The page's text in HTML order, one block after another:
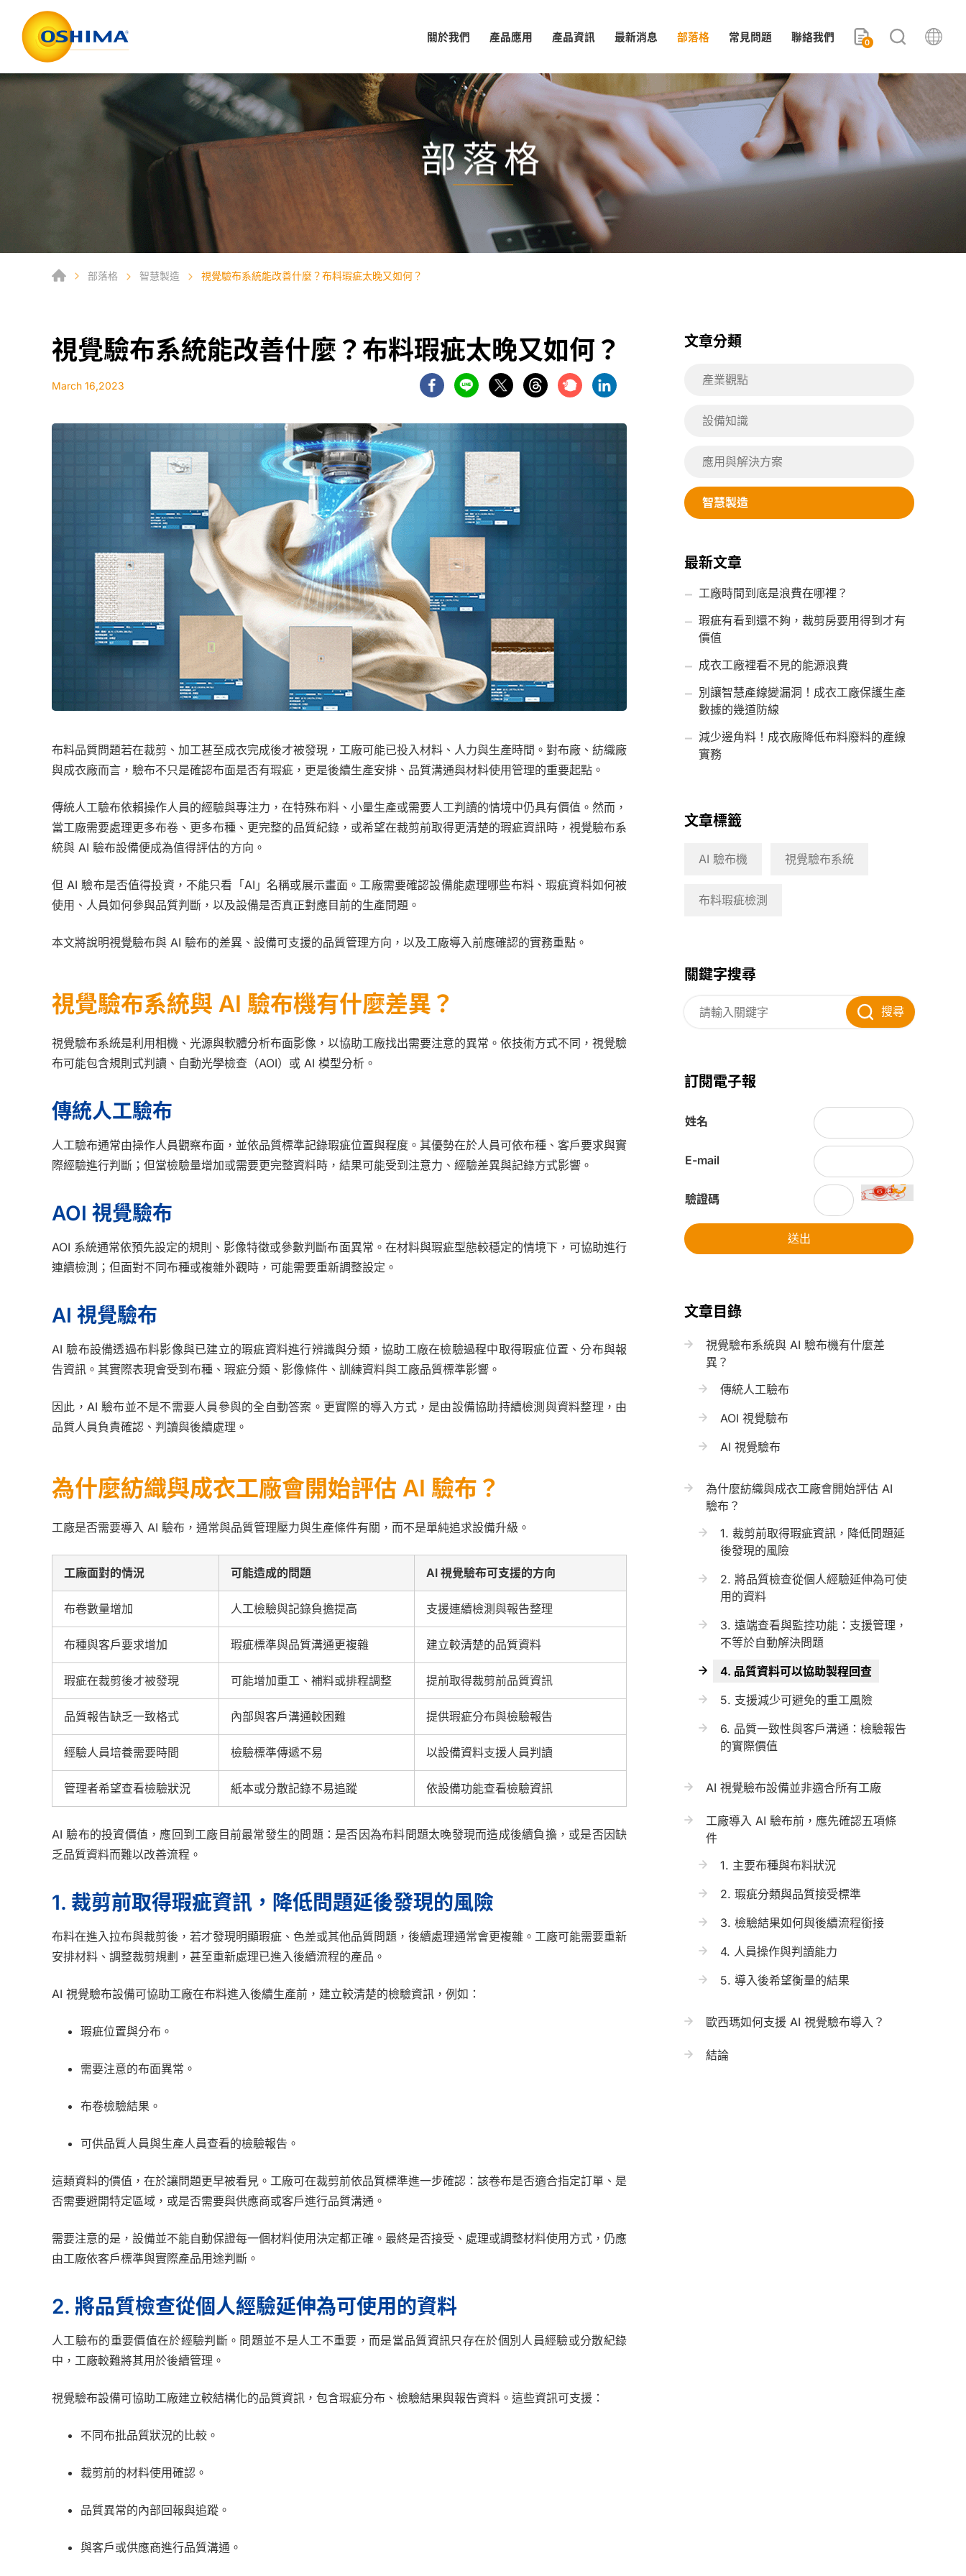
關於我們 產品應用 產品資訊 最新消息 部落格 常見問題 聯絡我們 0
部落格
部落格 智慧製造 視覺驗布系統能改善什麼？布料瑕疵太晚又如何？
視覺驗布系統能改善什麼？布料瑕疵太晚又如何？
March 16,2023
布料品質問題若在裁剪、加工甚至成衣完成後才被發現，工廠可能已投入材料、人力與生產時間。對布廠、紡織廠
與成衣廠而言，驗布不只是確認布面是否有瑕疵，更是後續生產安排、品質溝通與材料使用管理的重要起點。
傳統人工驗布依賴操作人員的經驗與專注力，在特殊布料、小量生產或需要人工判讀的情境中仍具有價值。然而，
當工廠需要處理更多布卷、更多布種、更完整的品質紀錄，或希望在裁剪前取得更清楚的瑕疵資訊時，視覺驗布系
統與 AI 驗布設備便成為值得評估的方向。
但 AI 驗布是否值得投資，不能只看「AI」名稱或展示畫面。工廠需要確認設備能處理哪些布料、瑕疵資料如何被
使用、人員如何參與品質判斷，以及設備是否真正對應目前的生產問題。
本文將說明視覺驗布與 AI 驗布的差異、設備可支援的品質管理方向，以及工廠導入前應確認的實務重點。
視覺驗布系統與 AI 驗布機有什麼差異？
視覺驗布系統是利用相機、光源與軟體分析布面影像，以協助工廠找出需要注意的異常。依技術方式不同，視覺驗
布可能包含規則式判讀、自動光學檢查（AOI）或 AI 模型分析。
傳統人工驗布
人工驗布通常由操作人員觀察布面，並依品質標準記錄瑕疵位置與程度。其優勢在於人員可依布種、客戶要求與實
際經驗進行判斷；但當檢驗量增加或需要更完整資料時，結果可能受到注意力、經驗差異與記錄方式影響。
AOI 視覺驗布
AOI 系統通常依預先設定的規則、影像特徵或參數判斷布面異常。在材料與瑕疵型態較穩定的情境下，可協助進行
連續檢測；但面對不同布種或複雜外觀時，可能需要重新調整設定。
AI 視覺驗布
AI 驗布設備透過布料影像與已建立的瑕疵資料進行辨識與分類，協助工廠在檢驗過程中取得瑕疵位置、分布與報
告資訊。其實際表現會受到布種、瑕疵分類、影像條件、訓練資料與工廠品質標準影響。
因此，AI 驗布並不是不需要人員參與的全自動答案。更實際的導入方式，是由設備協助持續檢測與資料整理，由
品質人員負責確認、判讀與後續處理。
為什麼紡織與成衣工廠會開始評估 AI 驗布？
工廠是否需要導入 AI 驗布，通常與品質管理壓力與生產條件有關，而不是單純追求設備升級。
工廠面對的情況 可能造成的問題 AI 視覺驗布可支援的方向
布卷數量增加 人工檢驗與記錄負擔提高 支援連續檢測與報告整理
布種與客戶要求增加 瑕疵標準與品質溝通更複雜 建立較清楚的品質資料
瑕疵在裁剪後才被發現 可能增加重工、補料或排程調整 提前取得裁剪前品質資訊
品質報告缺乏一致格式 內部與客戶溝通較困難 提供瑕疵分布與檢驗報告
經驗人員培養需要時間 檢驗標準傳遞不易 以設備資料支援人員判讀
管理者希望查看檢驗狀況 紙本或分散記錄不易追蹤 依設備功能查看檢驗資訊
AI 驗布的投資價值，應回到工廠目前最常發生的問題：是否因為布料問題太晚發現而造成後續負擔，或是否因缺
乏品質資料而難以改善流程。
1. 裁剪前取得瑕疵資訊，降低問題延後發現的風險
布料在進入拉布與裁剪後，若才發現明顯瑕疵、色差或其他品質問題，後續處理通常會更複雜。工廠可能需要重新
安排材料、調整裁剪規劃，甚至重新處理已進入後續流程的產品。
AI 視覺驗布設備可協助工廠在布料進入後續生產前，建立較清楚的檢驗資訊，例如：
瑕疵位置與分布。
需要注意的布面異常。
布卷檢驗結果。
可供品質人員與生產人員查看的檢驗報告。
這類資料的價值，在於讓問題更早被看見。工廠可在裁剪前依品質標準進一步確認：該卷布是否適合指定訂單、是
否需要避開特定區域，或是否需要與供應商或客戶進行品質溝通。
需要注意的是，設備並不能自動保證每一個材料使用決定都正確。最終是否接受、處理或調整材料使用方式，仍應
由工廠依客戶標準與實際產品用途判斷。
2. 將品質檢查從個人經驗延伸為可使用的資料
人工驗布的重要價值在於經驗判斷。問題並不是人工不重要，而是當品質資訊只存在於個別人員經驗或分散紀錄
中，工廠較難將其用於後續管理。
視覺驗布設備可協助工廠建立較結構化的品質資訊，包含瑕疵分布、檢驗結果與報告資料。這些資訊可支援：
不同布批品質狀況的比較。
裁剪前的材料使用確認。
品質異常的內部回報與追蹤。
與客戶或供應商進行品質溝通。
文章分類
產業觀點
設備知識
應用與解決方案
智慧製造
最新文章
工廠時間到底是浪費在哪裡？
瑕疵有看到還不夠，裁剪房要用得到才有
價值
成衣工廠裡看不見的能源浪費
別讓智慧產線變漏洞！成衣工廠保護生產
數據的幾道防線
減少邊角料！成衣廠降低布料廢料的產線
實務
文章標籤
AI 驗布機 視覺驗布系統
布料瑕疵檢測
關鍵字搜尋
搜尋
訂閱電子報
姓名
E-mail
驗證碼
送出
文章目錄
視覺驗布系統與 AI 驗布機有什麼差
異？
傳統人工驗布
AOI 視覺驗布
AI 視覺驗布
為什麼紡織與成衣工廠會開始評估 AI
驗布？
1. 裁剪前取得瑕疵資訊，降低問題延
後發現的風險
2. 將品質檢查從個人經驗延伸為可使
用的資料
3. 遠端查看與監控功能：支援管理，
不等於自動解決問題
4. 品質資料可以協助製程回查
5. 支援減少可避免的重工風險
6. 品質一致性與客戶溝通：檢驗報告
的實際價值
AI 視覺驗布設備並非適合所有工廠
工廠導入 AI 驗布前，應先確認五項條
件
1. 主要布種與布料狀況
2. 瑕疵分類與品質接受標準
3. 檢驗結果如何與後續流程銜接
4. 人員操作與判讀能力
5. 導入後希望衡量的結果
歐西瑪如何支援 AI 視覺驗布導入？
結論